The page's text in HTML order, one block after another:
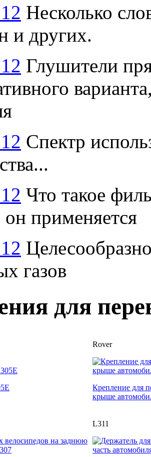
Несколько
и других.
Глушители
Спектр
Что такое
он применяется
газов
для
Rover
Крепление для
крыше
L311